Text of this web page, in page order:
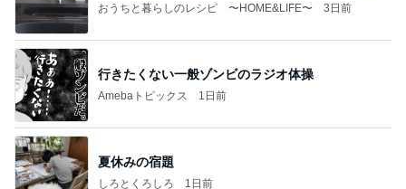
おうちと暮らしのレシピ 〜HOME&LIFE〜 3日前
行きたくない一般ゾンビのラジオ体操
Amebaトピックス 1日前
夏休みの宿題
しろとくろしろ 1日前